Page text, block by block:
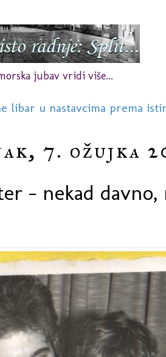
jubav vridi više...
libar u nastavcima prema
7. ožujka
- nekad davno,